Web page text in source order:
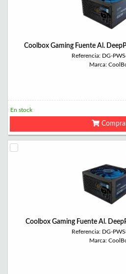
Coolbox Gaming Fuente Al.
Referencia: DG-
Marca:
En stock
Coolbox Gaming Fuente Al.
Referencia: DG-
Marca: